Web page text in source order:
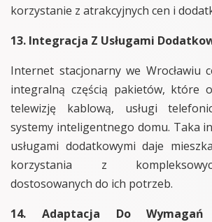
korzystanie z atrakcyjnych cen i
13. Integracja Z Usługami
Internet stacjonarny we Wrocławiu
integralną częścią pakietów, które
telewizję kablową, usługi
systemy inteligentnego domu. Taka
usługami dodatkowymi daje
korzystania z
dostosowanych do ich potrzeb.
14. Adaptacja Do Wymagań